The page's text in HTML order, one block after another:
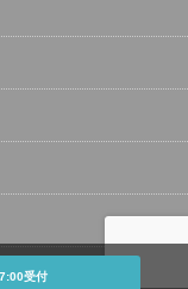
用冷凍庫のユウキ
受付